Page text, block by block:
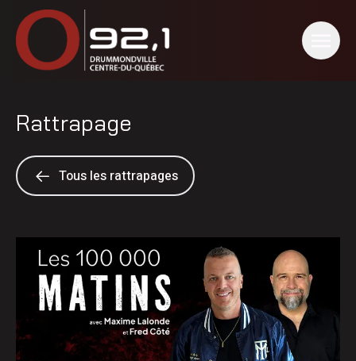
Rattrapage
Tous les rattrapages